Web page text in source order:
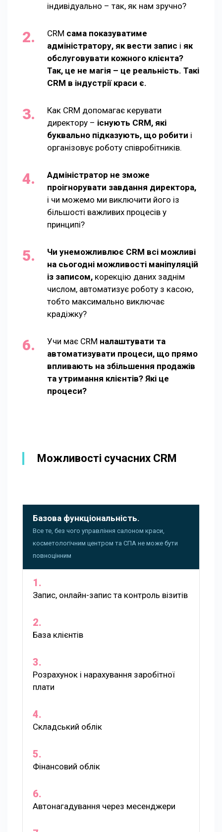
індивідуально – так, як нам зручно?
CRM сама показуватиме
адміністратору, як вести запис і як
обслуговувати кожного клієнта?
Так, це не магія – це реальність. Такі
CRM в індустрії краси є.
Как CRM допомагає керувати
директору – існують CRM, які
буквально підказують, що робити і
організовує роботу співробітників.
Адміністратор не зможе
проігнорувати завдання директора,
і чи можемо ми виключити його із
більшості важливих процесів у
принципі?
Чи унеможливлює CRM всі можливі
на сьогодні можливості маніпуляцій
із записом, корекцію даних заднім
числом, автоматизує роботу з касою,
тобто максимально виключає
крадіжку?
Учи має CRM налаштувати та
автоматизувати процеси, що прямо
впливають на збільшення продажів
та утримання клієнтів? Які це
процеси?
Можливості сучасних CRM
Базова функціональність.
Все те, без чого управління салоном краси,
косметологічним центром та СПА не може бути
повноцінним
Запис, онлайн-запис та контроль візитів
База клієнтів
Розрахунок і нарахування заробітної
плати
Складський облік
Фінансовий облік
Автонагадування через месенджери